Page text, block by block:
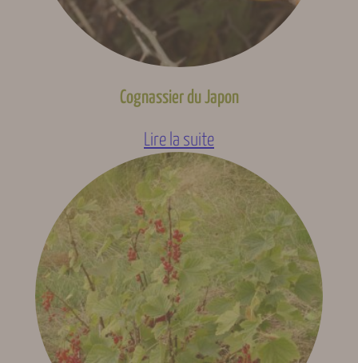
Cognassier du Japon
Lire la suite